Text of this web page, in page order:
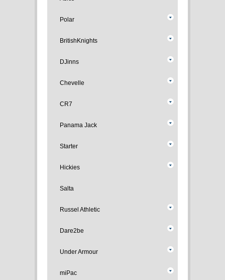
Polar
BritishKnights
DJinns
Chevelle
CR7
Panama Jack
Starter
Hickies
Salta
Russel Athletic
Dare2be
Under Armour
miPac